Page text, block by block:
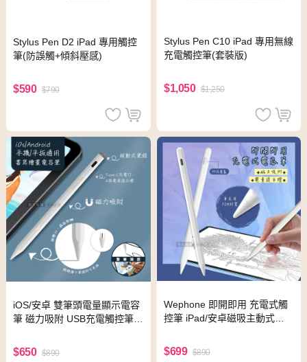
Stylus Pen D2 iPad 專用觸控
筆(防誤觸+傾斜壓感)
$590 $790
Stylus Pen C10 iPad 專用無線
充電觸控筆(套裝版)
$1,050 $1,250
iOS/安卓 雙筆頭電量顯示電容
筆 磁力吸附 USB充電觸控筆
$650 $890
Wephone 即開即用 充電式觸
控筆 iPad/安卓磁吸主動式電
$699 $890